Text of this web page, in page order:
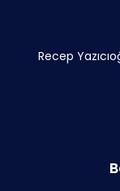
Recep